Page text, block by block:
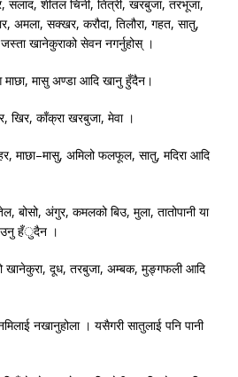
शीतल चिनी, तित्री, खरबुजा, तरभूजा,
अमला, सक्खर, करौदा, तिलौरा, गहत, सातु,
खानेकुराको सेवन नगर्नुहोस् ।
माछा, मासु अण्डा आदि खानु हुँदैन।
खिर, काँक्रा खरबुजा, मेवा ।
माछा–मासु, अमिलो फलफूल, सातु, मदिरा आदि
बोसो, अंगुर, कमलको बिउ, मुला, तातोपानी या
हँुदैन ।
खानेकुरा, दूध, तरबुजा, अम्बक, मुङ्गफली आदि
नखानुहोला । यसैगरी सातुलाई पनि पानी